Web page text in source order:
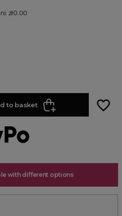
zł0.00
to basket favorite_border
with different options